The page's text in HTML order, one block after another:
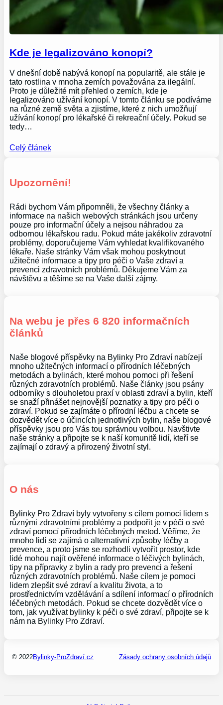
Kde je legalizováno konopí?
V dnešní době nabývá konopí na popularitě, ale stále je
tato rostlina v mnoha zemích považována za ilegální.
Proto je důležité mít přehled o zemích, kde je
legalizováno užívání konopí. V tomto článku se podíváme
na různé země světa a zjistíme, které z nich umožňují
užívání konopí pro lékařské či rekreační účely. Pokud se
tedy…
Celý článek
Upozornění!
Rádi bychom Vám připomněli, že všechny články a
informace na našich webových stránkách jsou určeny
pouze pro informační účely a nejsou náhradou za
odbornou lékařskou radu. Pokud máte jakékoliv zdravotní
problémy, doporučujeme Vám vyhledat kvalifikovaného
lékaře. Naše stránky Vám však mohou poskytnout
užitečné informace a tipy pro péči o Vaše zdraví a
prevenci zdravotních problémů. Děkujeme Vám za
návštěvu a těšíme se na Vaše další zájmy.
Na webu je přes 6 820 informačních
článků
Naše blogové příspěvky na Bylinky Pro Zdraví nabízejí
mnoho užitečných informací o přírodních léčebných
metodách a bylinách, které mohou pomoci při řešení
různých zdravotních problémů. Naše články jsou psány
odborníky s dlouholetou praxí v oblasti zdraví a bylin, kteří
se snaží přinášet nejnovější poznatky a tipy pro péči o
zdraví. Pokud se zajímáte o přírodní léčbu a chcete se
dozvědět více o účincích jednotlivých bylin, naše blogové
příspěvky jsou pro Vás tou správnou volbou. Navštivte
naše stránky a připojte se k naší komunitě lidí, kteří se
zajímají o zdravý a přirozený životní styl.
O nás
Bylinky Pro Zdraví byly vytvořeny s cílem pomoci lidem s
různými zdravotními problémy a podpořit je v péči o své
zdraví pomocí přírodních léčebných metod. Věříme, že
mnoho lidí se zajímá o alternativní způsoby léčby a
prevence, a proto jsme se rozhodli vytvořit prostor, kde
lidé mohou najít ověřené informace o léčivých bylinách,
tipy na přípravky z bylin a rady pro prevenci a řešení
různých zdravotních problémů. Naše cílem je pomoci
lidem zlepšit své zdraví a kvalitu života, a to
prostřednictvím vzdělávání a sdílení informací o přírodních
léčebných metodách. Pokud se chcete dozvědět více o
tom, jak využívat bylinky k péči o své zdraví, připojte se k
nám na Bylinky Pro Zdraví.
© 2022Bylinky-ProZdraví.cz Zásady ochrany osobních údajů